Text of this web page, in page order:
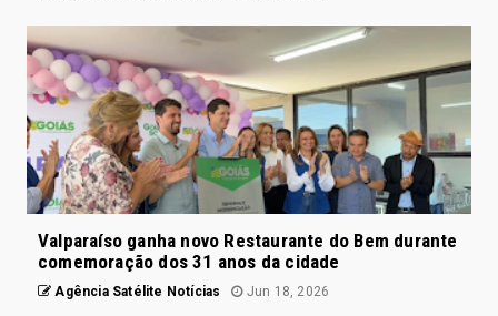
Valparaíso ganha novo Restaurante do Bem durante
comemoração dos 31 anos da cidade
Agência Satélite Notícias Jun 18, 2026